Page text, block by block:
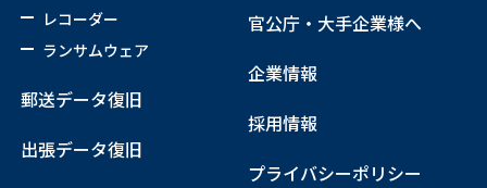
レコーダー
ランサムウェア
郵送データ復旧
出張データ復旧
官公庁・大手企業様へ
企業情報
採用情報
プライバシーポリシー